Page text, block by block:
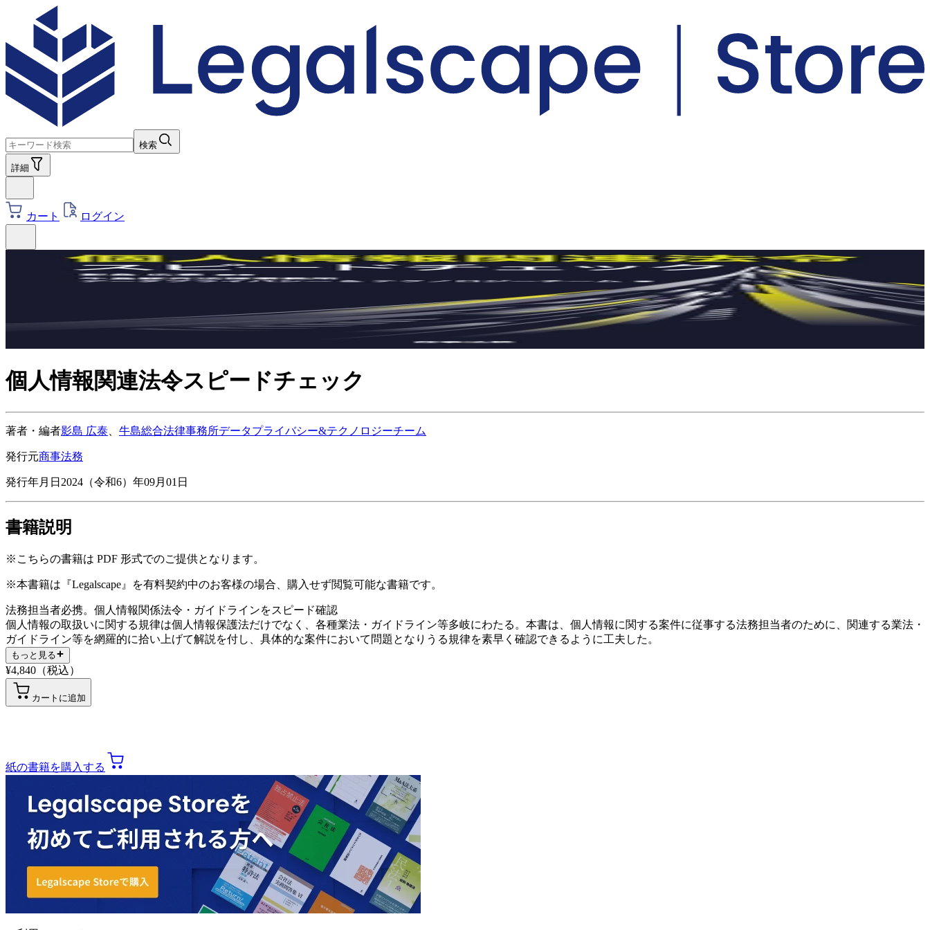
検索
詳細
カート ログイン
個人情報関連法令スピードチェック
著者・編者影島 広泰 牛島総合法律事務所データプライバシー&テクノロジーチーム
発行元商事法務
発行年月日 2024（令和6）年09月01日
書籍説明
※こちらの書籍は PDF 形式でのご提供となります。
※本書籍は『Legalscape』を有料契約中のお客様の場合、購入せず閲覧可能な書籍です。
法務担当者必携。個人情報関係法令・ガイドラインをスピード確認
個人情報の取扱いに関する規律は個人情報保護法だけでなく、各種業法・ガイドライン等多岐にわたる。本書は、個人情報に関する案件に従事する法務担当者のために、関連する業法・
ガイドライン等を網羅的に拾い上げて解説を付し、具体的な案件において問題となりうる規律を素早く確認できるように工夫した。
もっと見る
¥4,840 （税込）
カートに追加
紙の書籍を購入する